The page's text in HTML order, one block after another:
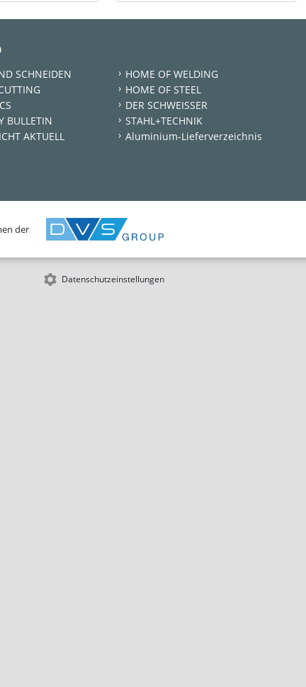
SCHNEIDEN
BULLETIN
AKTUELL
HOME OF WELDING
HOME OF STEEL
DER SCHWEISSER
STAHL+TECHNIK
Aluminium-Lieferverzeichnis
der
Datenschutzeinstellungen